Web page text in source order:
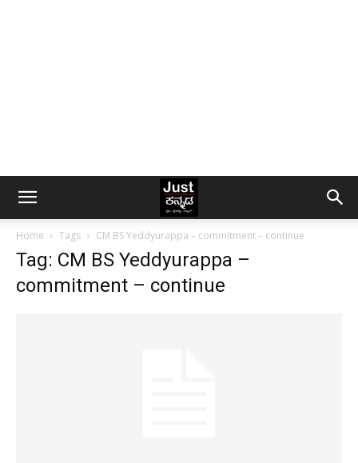
Home Tags CM BS Yeddyurappa – commitment – continue
Tag: CM BS Yeddyurappa –
commitment – continue